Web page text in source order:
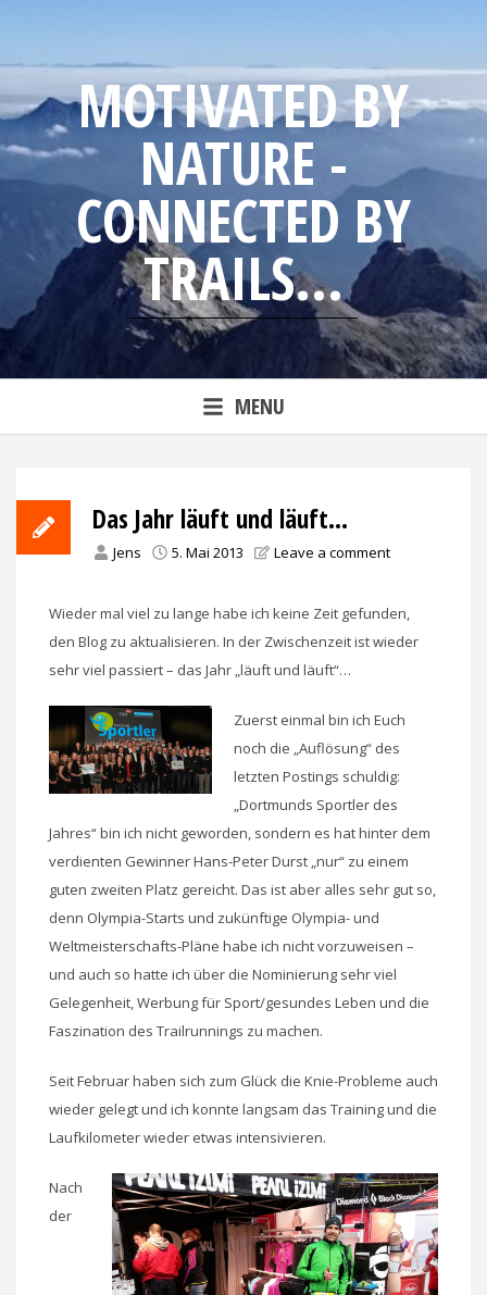
content
MOTIVATED BY
NATURE -
CONNECTED BY
TRAILS...
Blog from trailrunning Jens
MENU
Das Jahr läuft und läuft…
Jens 5. Mai 2013 Leave a comment
Wieder mal viel zu lange habe ich keine Zeit gefunden,
den Blog zu aktualisieren. In der Zwischenzeit ist wieder
sehr viel passiert – das Jahr „läuft und läuft“…
Zuerst einmal bin ich Euch
noch die „Auflösung“ des
letzten Postings schuldig:
„Dortmunds Sportler des
Jahres“ bin ich nicht geworden, sondern es hat hinter dem
verdienten Gewinner Hans-Peter Durst „nur“ zu einem
guten zweiten Platz gereicht. Das ist aber alles sehr gut so,
denn Olympia-Starts und zukünftige Olympia- und
Weltmeisterschafts-Pläne habe ich nicht vorzuweisen –
und auch so hatte ich über die Nominierung sehr viel
Gelegenheit, Werbung für Sport/gesundes Leben und die
Faszination des Trailrunnings zu machen.
Seit Februar haben sich zum Glück die Knie-Probleme auch
wieder gelegt und ich konnte langsam das Training und die
Laufkilometer wieder etwas intensivieren.
Nach
der